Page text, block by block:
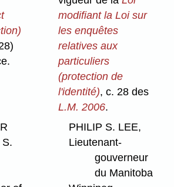
modifiant la Loi sur
les enquêtes
relatives aux
particuliers
(protection de
l'identité), c. 28 des
L.M. 2006.
S.
PHILIP S. LEE,
Lieutenant-
gouverneur
du Manitoba